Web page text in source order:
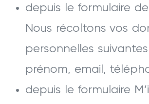
depuis le formulaire
Nous récoltons vos
personnelles
prénom, email,
depuis le formulaire